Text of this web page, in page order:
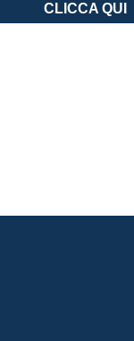
CLICCA QUI